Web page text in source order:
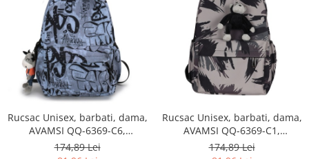
Rucsac Unisex, barbati, dama,
AVAMSI QQ-6369-C6,
31X45X13 cm
174,89 Lei
Rucsac Unisex, barbati, dama,
AVAMSI QQ-6369-C1,
31X45X13 cm
174,89 Lei